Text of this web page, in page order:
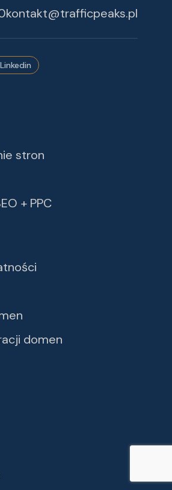
kontakt@trafficpeaks.pl
Linkedin
stron
+ PPC
domen